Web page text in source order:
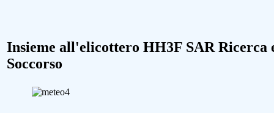
Insieme all'elicottero HH3F SAR Ricerca
Soccorso